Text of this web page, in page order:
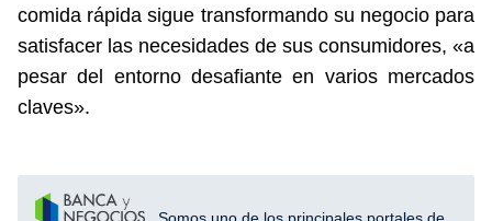
comida rápida sigue transformando su negocio para
satisfacer las necesidades de sus consumidores, «a
pesar del entorno desafiante en varios mercados
claves».